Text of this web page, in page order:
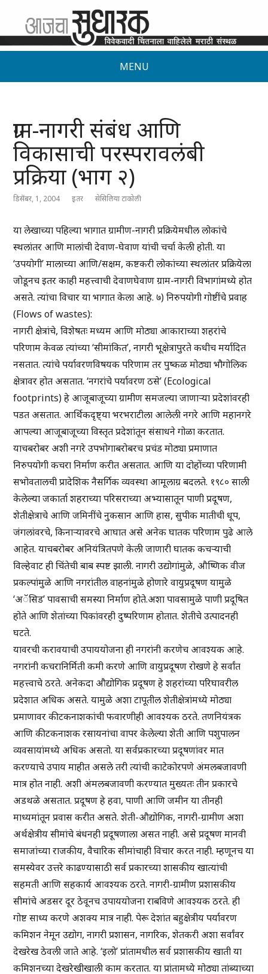
MENU
ग्राम-नागरी संबंध आणि
विकासाची परस्परावलंबी
प्रक्रिया (भाग २)
डिसेंबर, 1, 2004 इतर सेसिलिया टाकोली
या लेखाच्या पहिल्या भागात ग्रामीण-नागरी प्रक्रियेमधील लोकांचे
स्थलांतर आणि मालांची देवाण-घेवाण यांची चर्चा केली होती. या
‘उपयोगी’ मालाच्या आणि/सक्षम, कष्टकरी लोकांच्या स्थलांतर प्रक्रियेला
जोडूनच इतर काही महत्त्वाची देवाणघेवाण ग्राम-नागरी विभागांमध्ये होत
असते. त्यांचा विचार या भागात केला आहे. ७) निरुपयोगी गोष्टींचे प्रवाह
(Flows of wastes):
नागरी क्षेत्रांचे, विशेषतः मध्यम आणि मोठ्या आकाराच्या शहरांचे
परिणाम केवळ त्यांच्या ‘सीमांकित’, नागरी भूक्षेत्रापुरते कधीच मर्यादित
नसतात. त्यांचे पर्यावरणविषयक परिणाम तर पुष्कळ मोठ्या भौगोलिक
क्षेत्रावर होत असतात. ‘नगरांचे पर्यावरण ठसे’ (Ecological
footprints) हे आजूबाजूच्या ग्रामीण समजल्या जाणाऱ्या प्रदेशांवरही
पडत असतात. आर्थिकदृष्ट्या भरभराटीला आलेली नगरे आणि महानगरे
आपल्या आजूबाजूच्या विस्तृत प्रदेशांतून संसाधने गोळा करतात.
याचबरोबर अशी नगरे उपभोगाबरोबरच प्रचंड मोठ्या प्रमाणात
निरुपयोगी कचरा निर्माण करीत असतात. आणि या दोहोंच्या परिणामी
सभोवतालची प्रादेशिक नैसर्गिक व्यवस्था आमूलाग्र बदलते. १९८० साली
केलेल्या जकार्ता शहराच्या परिसराच्या अभ्यासातून पाणी प्रदूषण,
शेतीक्षेत्राचे आणि जमिनींचे नुकसान आणि हास, सुपीक मातीची धूप,
जंगलांवरचे, किनाऱ्यावरचे आघात असे अनेक घातक परिणाम पुढे आले
आहेत. याचबरोबर अनियंत्रितपणे केली जाणारी घातक कचऱ्याची
विल्हेवाट ही चिंतेची बाब स्पष्ट झाली. नागरी उद्योगांमुळे, औष्णिक वीज
प्रकल्पांमुळे आणि नगरांतील वाहनांमुळे होणारे वायुप्रदूषण यामुळे
‘अॅसिड’ पावसाची समस्या निर्माण होते.अशा पावसामुळे पाणी प्रदूषित
होते आणि शेतांच्या पिकांवरही दुष्परिणाम होतात. शेतीचे उत्पादनही
घटते.
यावरची करावयाची उपाययोजना ही नगरांनी करणेच आवश्यक आहे.
नगरांनी कचरानिर्मिती कमी करणे आणि वायुप्रदूषण रोखणे हे सर्वांत
महत्त्वाचे ठरते. अनेकदा औद्योगिक प्रदूषण हे शहरांच्या परिघावरील
प्रदेशात अधिक असते. यामुळे अशा टापूतील शेतीक्षेत्रांमध्ये मोठ्या
प्रमाणावर कीटकनाशकांची फवारणीही आवश्यक ठरते. तणनियंत्रक
आणि कीटकनाशक रसायनांचा वापर केलेल्या शेती आणि पशुपालन
व्यवसायांमध्ये अधिक असतो. या सर्वप्रकारच्या प्रदूषणांवर मात
करण्याचे उपाय माहीत असले तरी त्यांची काटेकोरपणे अंमलबजावणी
मात्र होत नाही. अशी अंमलबजावणी करण्यात मुख्यतः तीन प्रकारचे
अडथळे असतात. प्रदूषण हे हवा, पाणी आणि जमीन या तीनही
माध्यमांतून प्रवास करीत असते. शेती-औद्योगिक, नागरी-ग्रामीण अशा
अर्थक्षेत्रीय सीमांचे बंधनही प्रदूषणाला असत नाही. असे प्रदूषण मानवी
समाजांच्या राजकीय, वैचारिक सीमांचाही विचार करत नाही. म्हणूनच या
समस्येवर उत्तरे काढण्यासाठी सर्व प्रकारच्या शासकीय खात्यांची
सहमती आणि सहकार्य आवश्यक ठरते. नागरी-ग्रामीण प्रशासकीय
सीमांचे अडसर दूर ठेवूनच उपाययोजना राबविणे आवश्यक ठरते. ही
गोष्ट साध्य करणे अशक्य मात्र नाही. पेरू देशांत बहुक्षेत्रीय पर्यावरण
कमिशन नेमून उद्योग, नागरी प्रशासन, नागरिक, शेतकरी अशा सर्वांवर
देखरेख ठेवली जाते आहे. ‘इलो’ प्रांतामधील सर्व प्रशासकीय खाती या
कमिशनच्या देखरेखीखाली काम करतात. या प्रांतामध्ये मोठ्या तांब्याच्या